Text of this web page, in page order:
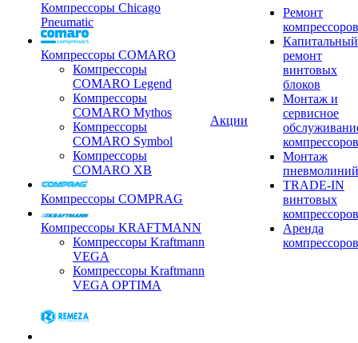
Компрессоры Chicago
Pneumatic
Компрессоры COMARO
Компрессоры
COMARO Legend
Компрессоры
COMARO Mythos
Компрессоры
COMARO Symbol
Компрессоры
COMARO XB
Компрессоры COMPRAG
Компрессоры KRAFTMANN
Компрессоры Kraftmann
VEGA
Компрессоры Kraftmann
VEGA OPTIMA
Акции
Ремонт
компрессоров
Капитальный
ремонт
винтовых
блоков
Монтаж и
сервисное
компрессоров
Монтаж
пневмолиний
TRADE-IN
винтовых
компрессоров
Аренда
компрессоров